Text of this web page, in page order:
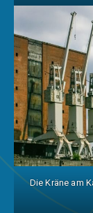
Die Kräne am